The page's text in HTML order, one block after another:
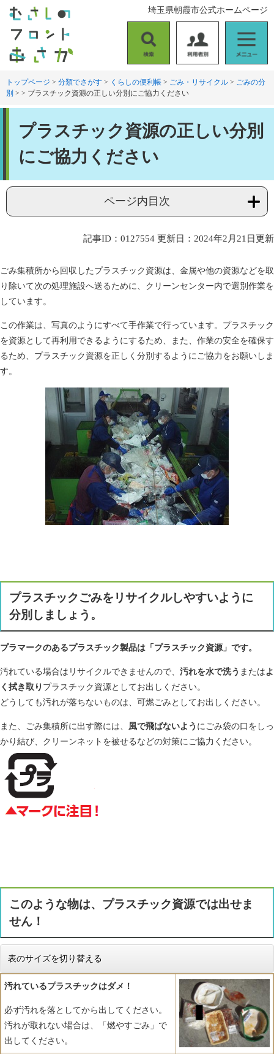
す
。
し
て
索
用
者
別
ニ
ュ
埼玉県朝霞市公式ホームページ
トップページ > 分類でさがす > くらしの便利帳 > ごみ・リサイクル > ごみの分
別 > > プラスチック資源の正しい分別にご協力ください
プラスチック資源の正しい分別
にご協力ください
ページ内目次
記事ID：0127554 更新日：2024年2月21日更新
ごみ集積所から回収したプラスチック資源は、金属や他の資源などを取
り除いて次の処理施設へ送るために、クリーンセンター内で選別作業を
しています。
この作業は、写真のようにすべて手作業で行っています。プラスチック
を資源として再利用できるようにするため、また、作業の安全を確保す
るため、プラスチック資源を正しく分別するようにご協力をお願いしま
す。
プラスチックごみをリサイクルしやすいように
分別しましょう。
プラマークのあるプラスチック製品は「プラスチック資源」です。
汚れている場合はリサイクルできませんので、 汚れを水で洗う またはよ
く拭き取り プラスチック資源としてお出しください。
どうしても汚れが落ちないものは、可燃ごみとしてお出しください。
また、ごみ集積所に出す際には、 風で飛ばないよう にごみ袋の口をしっ
かり結び、クリーンネットを被せるなどの対策にご協力ください。
このような物は、プラスチック資源では出せま
せん！
表のサイズを切り替える
汚れているプラスチックはダメ！
必ず汚れを落としてから出してください。
汚れが取れない場合は、「燃やすごみ」で
出してください。